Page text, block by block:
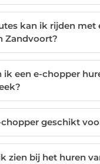
kan ik rijden met
Zandvoort?
ik een e-chopper
chopper geschikt
zien bij het huren